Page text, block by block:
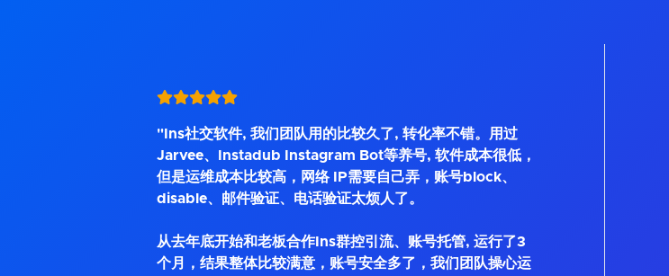
"Ins社交软件, 我们团队用的比较久了, 转化率不错。用过
Jarvee、Instadub Instagram Bot等养号, 软件成本很低，
但是运维成本比较高，网络 IP需要自己弄，账号block、
disable、邮件验证、电话验证太烦人了。
从去年底开始和老板合作Ins群控引流、账号托管, 运行了3
个月，结果整体比较满意，账号安全多了，我们团队操心运